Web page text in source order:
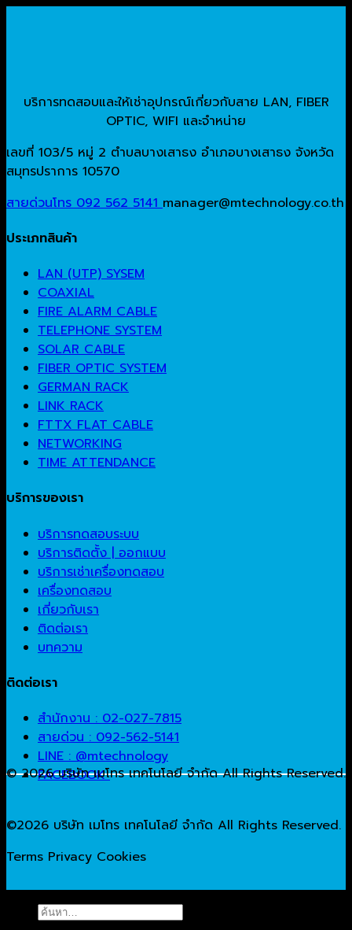
บริการทดสอบและให้เช่าอุปกรณ์เกี่ยวกับสาย LAN, FIBER
OPTIC, WIFI และจำหน่าย
เลขที่ 103/5 หมู่ 2 ตำบลบางเสาธง อำเภอบางเสาธง จังหวัด
สมุทรปราการ 10570
สายด่วนโทร 092 562 5141 manager@mtechnology.co.th
ประเภทสินค้า
LAN (UTP) SYSEM
COAXIAL
FIRE ALARM CABLE
TELEPHONE SYSTEM
SOLAR CABLE
FIBER OPTIC SYSTEM
GERMAN RACK
LINK RACK
FTTX FLAT CABLE
NETWORKING
TIME ATTENDANCE
บริการของเรา
บริการทดสอบระบบ
บริการติดตั้ง | ออกแบบ
บริการเช่าเครื่องทดสอบ
เครื่องทดสอบ
เกี่ยวกับเรา
ติดต่อเรา
บทความ
ติดต่อเรา
สำนักงาน : 02-027-7815
สายด่วน : 092-562-5141
LINE : @mtechnology
FACEBOOK
© 2026 บริษัท เมโทร เทคโนโลยี จำกัด All Rights Reserved.
©2026 บริษัท เมโทร เทคโนโลยี จำกัด All Rights Reserved.
Terms Privacy Cookies
ค้นหา: